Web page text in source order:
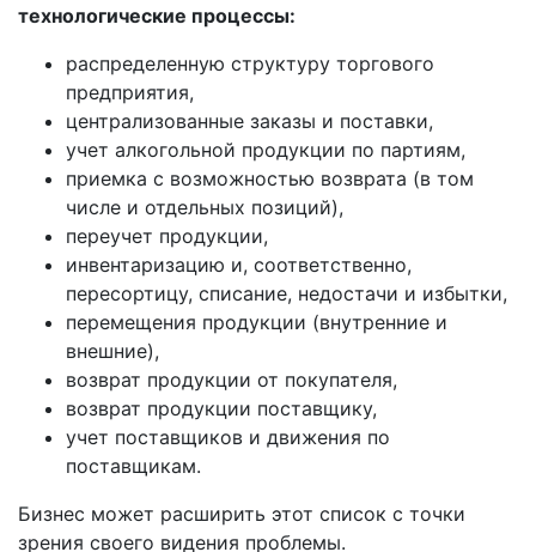
технологические процессы:
распределенную структуру торгового
предприятия,
централизованные заказы и поставки,
учет алкогольной продукции по партиям,
приемка с возможностью возврата (в том
числе и отдельных позиций),
переучет продукции,
инвентаризацию и, соответственно,
пересортицу, списание, недостачи и избытки,
перемещения продукции (внутренние и
внешние),
возврат продукции от покупателя,
возврат продукции поставщику,
учет поставщиков и движения по
поставщикам.
Бизнес может расширить этот список с точки
зрения своего видения проблемы.